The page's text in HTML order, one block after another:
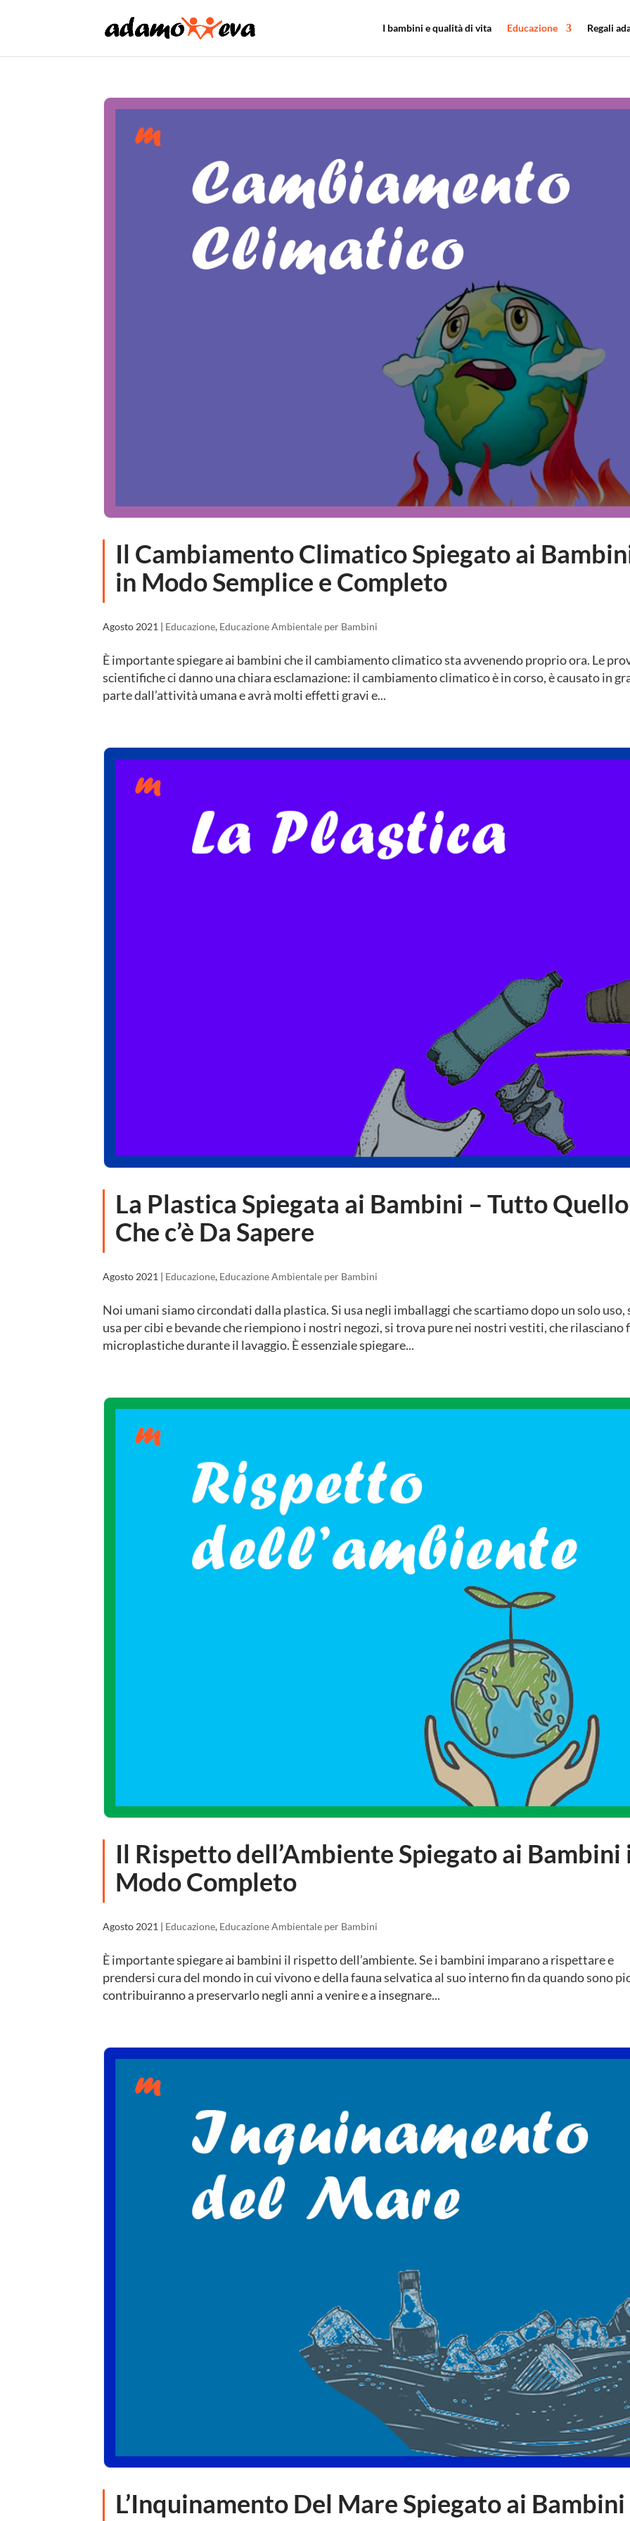
I bambini e qualità di vita Educazione Regali
Il Cambiamento Climatico Spiegato ai
in Modo Semplice e Completo
Agosto 2021 | Educazione, Educazione Ambientale per Bambini
È importante spiegare ai bambini che il cambiamento climatico sta avvenendo proprio ora. Le
scientifiche ci danno una chiara esclamazione: il cambiamento climatico è in corso, è causato in
parte dall’attività umana e avrà molti effetti gravi e...
La Plastica Spiegata ai Bambini – Tutto Quello
Che c’è Da Sapere
Agosto 2021 | Educazione, Educazione Ambientale per Bambini
Noi umani siamo circondati dalla plastica. Si usa negli imballaggi che scartiamo dopo un solo uso,
usa per cibi e bevande che riempiono i nostri negozi, si trova pure nei nostri vestiti, che rilasciano
microplastiche durante il lavaggio. È essenziale spiegare...
Il Rispetto dell’Ambiente Spiegato ai Bambini
Modo Completo
Agosto 2021 | Educazione, Educazione Ambientale per Bambini
È importante spiegare ai bambini il rispetto dell’ambiente. Se i bambini imparano a rispettare e
prendersi cura del mondo in cui vivono e della fauna selvatica al suo interno fin da quando sono
contribuiranno a preservarlo negli anni a venire e a insegnare...
L’Inquinamento Del Mare Spiegato ai